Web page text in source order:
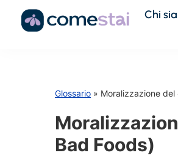
Chi
Glossario » Moralizzazione
Bad Foods)